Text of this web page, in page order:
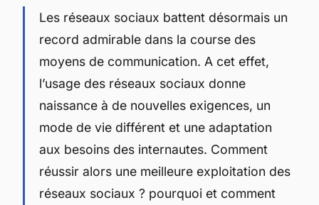
Les réseaux sociaux battent désormais un
record admirable dans la course des
moyens de communication. A cet effet,
l’usage des réseaux sociaux donne
naissance à de nouvelles exigences, un
mode de vie différent et une adaptation
aux besoins des internautes. Comment
réussir alors une meilleure exploitation des
réseaux sociaux ? pourquoi et comment